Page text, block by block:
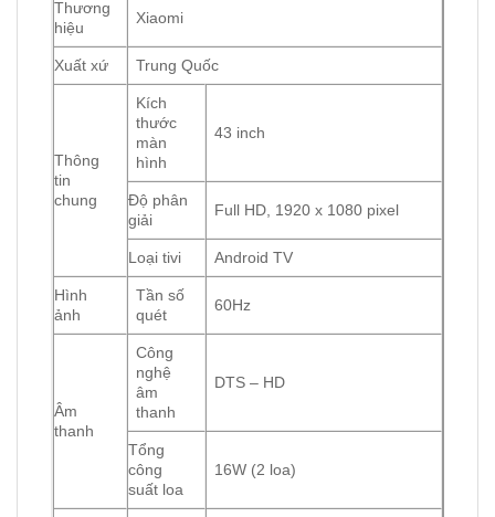
Thương
hiệu
Xiaomi
Xuất xứ Trung Quốc
Thông
tin
chung
Kích
thước
màn
hình
43 inch
Độ phân
giải
Full HD, 1920 x 1080 pixel
Loại tivi Android TV
Hình
ảnh
Tần số
quét
60Hz
Âm
thanh
Công
nghệ
âm
thanh
DTS – HD
Tổng
công
suất loa
16W (2 loa)